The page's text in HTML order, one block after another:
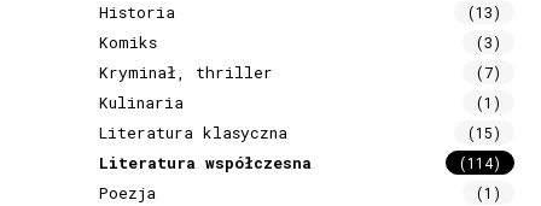
Historia (13)
Komiks (3)
Kryminał, thriller (7)
Kulinaria (1)
Literatura klasyczna (15)
Literatura współczesna (114)
Poezja (1)